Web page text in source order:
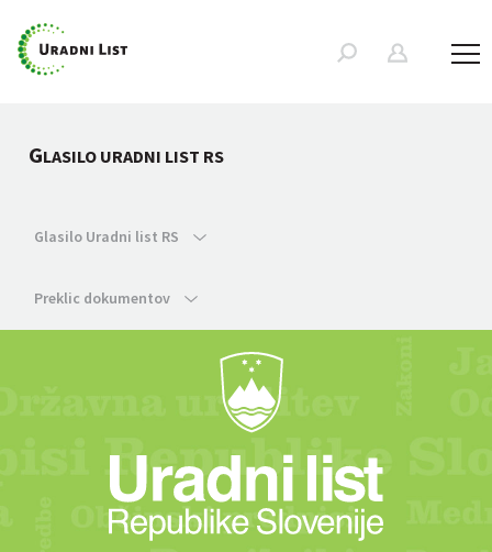
GLASILO URADNI LIST RS
Glasilo Uradni list RS
Preklic dokumentov